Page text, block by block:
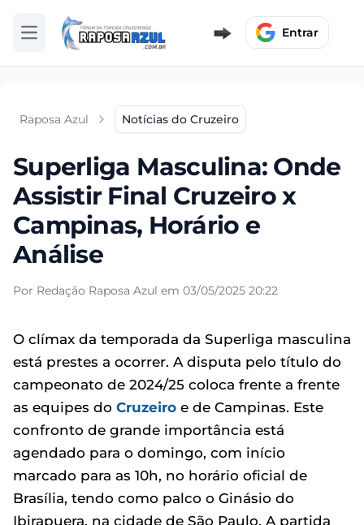
Abrir menu Entrar
Raposa Azul Notícias do Cruzeiro
Superliga Masculina: Onde
Assistir Final Cruzeiro x
Campinas, Horário e
Análise
Por Redação Raposa Azul em 03/05/2025 20:22
O clímax da temporada da Superliga masculina
está prestes a ocorrer. A disputa pelo título do
campeonato de 2024/25 coloca frente a frente
as equipes do Cruzeiro e de Campinas. Este
confronto de grande importância está
agendado para o domingo, com início
marcado para as 10h, no horário oficial de
Brasília, tendo como palco o Ginásio do
Ibirapuera, na cidade de São Paulo. A partida